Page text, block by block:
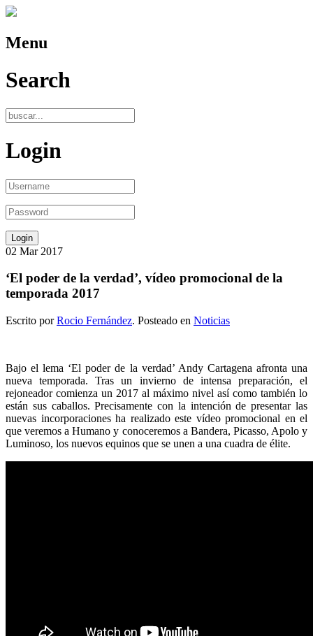
Menu
Search
Login
02 Mar 2017
‘El poder de la verdad’, vídeo promocional de la
temporada 2017
Escrito porRocio Fernández. Posteado en Noticias
Bajo el lema ‘El poder de la verdad’ Andy Cartagena afronta una
nueva temporada. Tras un invierno de intensa preparación, el
rejoneador comienza un 2017 al máximo nivel así como también lo
están sus caballos. Precisamente con la intención de presentar las
nuevas incorporaciones ha realizado este vídeo promocional en el
que veremos a Humano y conoceremos a Bandera, Picasso, Apolo y
Luminoso, los nuevos equinos que se unen a una cuadra de élite.